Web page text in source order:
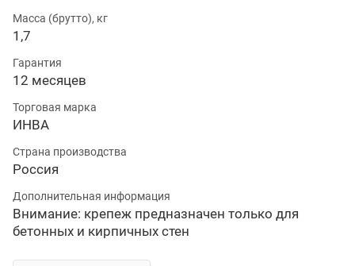
Масса (брутто), кг
1,7
Гарантия
12 месяцев
Торговая марка
ИНВА
Страна производства
Россия
Дополнительная информация
Внимание: крепеж предназначен только для
бетонных и кирпичных стен